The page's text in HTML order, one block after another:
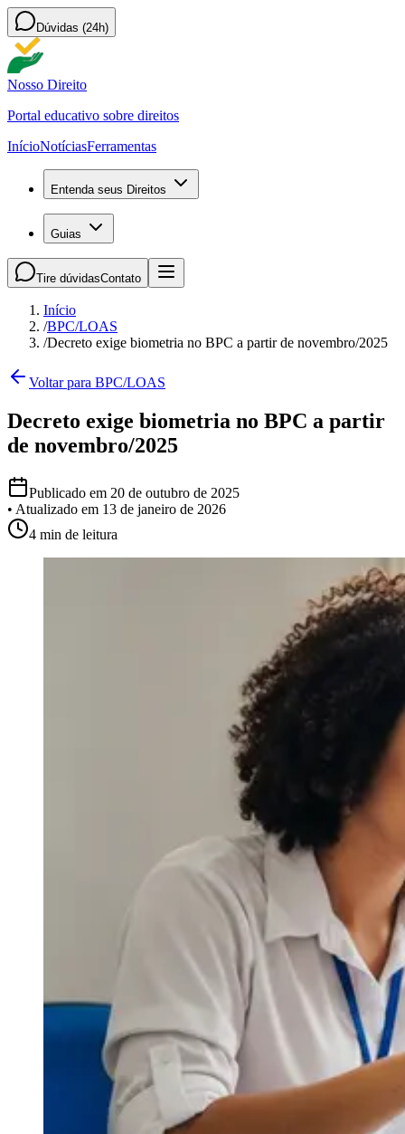
Dúvidas (24h)
Nosso Direito
Portal educativo sobre direitos
InícioNotíciasFerramentas
Entenda seus Direitos
Guias
Tire dúvidasContato
Início
/BPC/LOAS
/Decreto exige biometria no BPC a partir de novembro/2025
Voltar para BPC/LOAS
Decreto exige biometria no BPC a partir
de novembro/2025
Publicado em 20 de outubro de 2025
• Atualizado em 13 de janeiro de 2026
4 min de leitura